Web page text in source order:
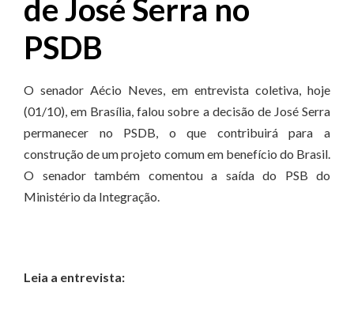
de José Serra no
PSDB
O senador Aécio Neves, em entrevista coletiva, hoje
(01/10), em Brasília, falou sobre a decisão de José Serra
permanecer no PSDB, o que contribuirá para a
construção de um projeto comum em benefício do Brasil.
O senador também comentou a saída do PSB do
Ministério da Integração.
Leia a entrevista: